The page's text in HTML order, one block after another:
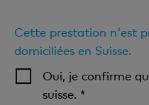
Cette prestation n'est
domiciliées en Suisse.
Oui, je confirme
suisse. *